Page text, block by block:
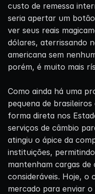
custo de remessa
seria apertar um
ver seus reais
dólares, aterrissando
americana sem
porém, é muito mais
Como ainda há uma
pequena de
forma direta nos
serviços de câmbio
atingiu o ápice da
instituições,
mantenham cargas de
consideráveis. Hoje, o
mercado para enviar